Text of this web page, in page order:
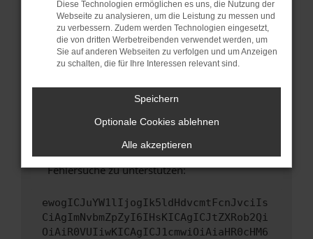
sind.
Veraltete Software birgt nicht nur ein
Sicherheitsrisiko, sondern kann auch dazu
führen, dass bestimmte Funktionen nicht mehr
unterstützt werden.
Wende dich an den Webseitenbetreiber.
Wenn du alle oben genannten Schritte versucht
hast, kontaktiere uns bitte. Wir werden
versuchen, das Problem zu beheben. Du kannst
uns diesen Text schicken, um uns bei der
Fehlersuche zu unterstützen:
ewogICJuYW1lIjogIk5ldHdvcmtFcnJvciIs
CiAgImNvbmZpZyI6IHsKICAgICJtZXRob2Qi
OiAiR0VUIiwKICAgICJ1cmwiOiAiaHR0cHM6
Diese Technologien ermöglichen es uns, die Nutzung der
Webseite zu analysieren, um die Leistung zu messen und
zu verbessern. Zudem werden Technologien eingesetzt,
die von dritten Werbetreibenden verwendet werden, um
Sie auf anderen Webseiten zu verfolgen und um Anzeigen
zu schalten, die für Ihre Interessen relevant sind.
Speichern
Optionale Cookies ablehnen
Alle akzeptieren